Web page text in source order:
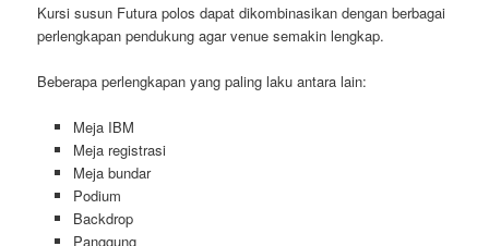
Kursi susun Futura polos dapat dikombinasikan dengan berbagai
perlengkapan pendukung agar venue semakin lengkap.
Beberapa perlengkapan yang paling laku antara lain:
Meja IBM
Meja registrasi
Meja bundar
Podium
Backdrop
Panggung